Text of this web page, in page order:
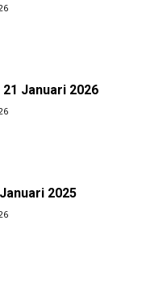
21 Januari 2026
2025